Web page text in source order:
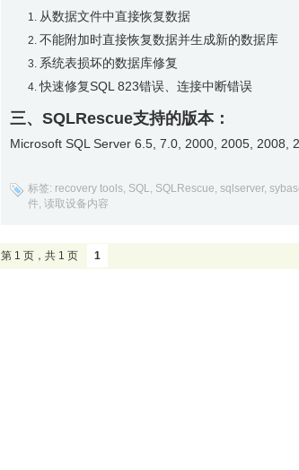
从数据文件中直接恢复数据
不能附加时直接恢复数据并生成新的数据库
系统表损坏的数据库修复
快速修复SQL 823错误、连接中断错误
三、SQLRescue支持的版本：
Microsoft SQL Server 6.5, 7.0, 2000, 2005, 2008,
标签: recovery tools, SQL, SQLRescue, sqlserver,
件, 读取设备内容
第 1 页，共 1 页 1